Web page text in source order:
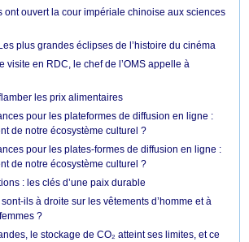
ont ouvert la cour impériale chinoise aux sciences
plus grandes éclipses de l’histoire du cinéma
visite en RDC, le chef de l’OMS appelle à
les prix alimentaires
pour les plateformes de diffusion en ligne :
de notre écosystème culturel ?
pour les plates-formes de diffusion en ligne :
de notre écosystème culturel ?
: les clés d’une paix durable
ils à droite sur les vêtements d’homme et à
?
le stockage de CO₂ atteint ses limites, et ce